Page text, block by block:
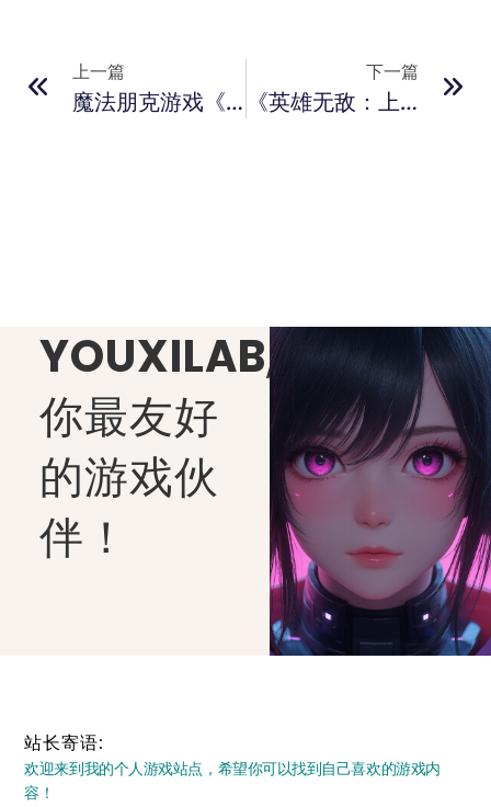
上一篇
魔法朋克游戏《欢迎来到布莱特维尔》公布！虚幻5引擎打造
下一篇
《英雄无敌：上古纪元》Steam愿望单突破50万！官方致谢玩家
YOUXILAB,
你最友好
的游戏伙
伴！
站长寄语:
欢迎来到我的个人游戏站点，希望你可以找到自己喜欢的游戏内
容！